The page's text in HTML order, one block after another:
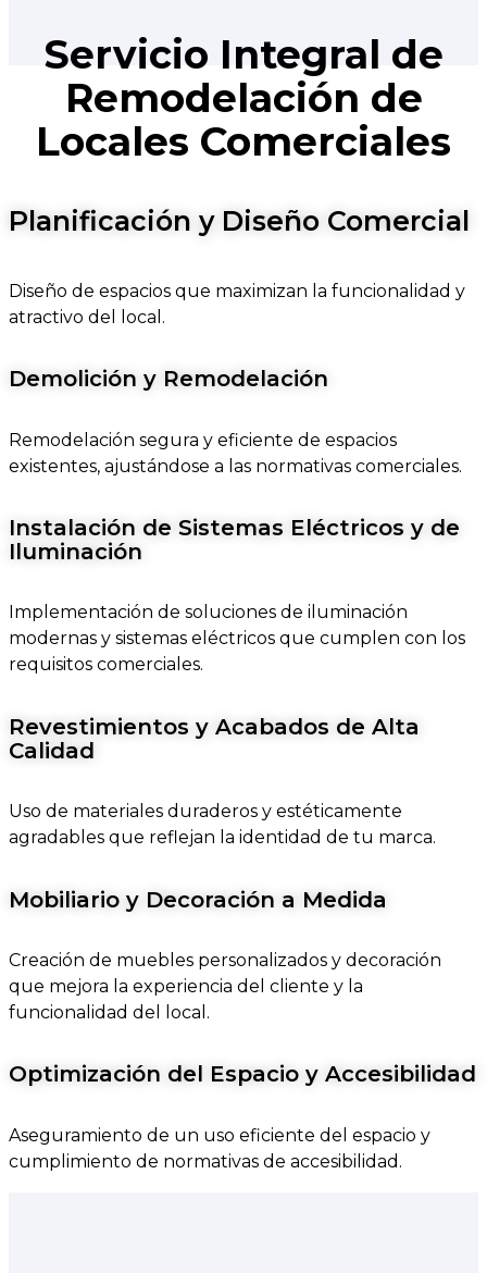
Servicio Integral de
Remodelación de
Locales Comerciales
Planificación y Diseño Comercial
Diseño de espacios que maximizan la funcionalidad y
atractivo del local.
Demolición y Remodelación
Remodelación segura y eficiente de espacios
existentes, ajustándose a las normativas comerciales.
Instalación de Sistemas Eléctricos y de
Iluminación
Implementación de soluciones de iluminación
modernas y sistemas eléctricos que cumplen con los
requisitos comerciales.
Revestimientos y Acabados de Alta
Calidad
Uso de materiales duraderos y estéticamente
agradables que reflejan la identidad de tu marca.
Mobiliario y Decoración a Medida
Creación de muebles personalizados y decoración
que mejora la experiencia del cliente y la
funcionalidad del local.
Optimización del Espacio y Accesibilidad
Aseguramiento de un uso eficiente del espacio y
cumplimiento de normativas de accesibilidad.